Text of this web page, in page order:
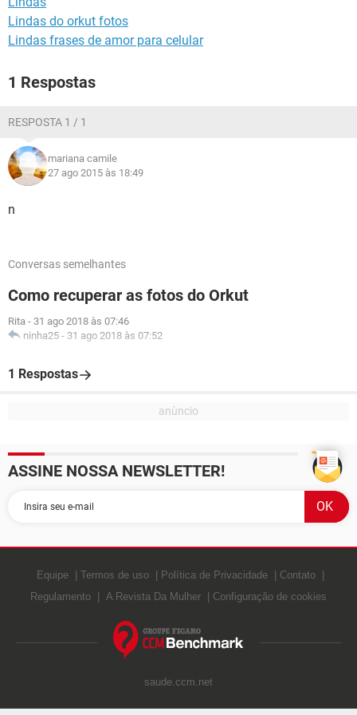
GUIA DE COMPRAS
Lindas do orkut fotos
Lindas frases de amor para celular
1 Respostas
RESPOSTA 1 / 1
mariana camile
27 ago 2015 às 18:49
n
Conversas semelhantes
Como recuperar as fotos do Orkut
Rita - 31 ago 2018 às 07:46
ninha25 - 31 ago 2018 às 07:52
1 Respostas
ASSINE NOSSA NEWSLETTER!
Equipe Termos de uso Política de Privacidade
Contato
Regulamento
A Revista Da Mulher Configuração de cookies
saude.ccm.net